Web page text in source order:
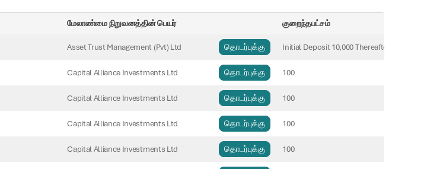
மேலாண்மை நிறுவனத்தின் பெயர் குறைந்தபட்சம்
Asset Trust Management (Pvt) Ltd தொடர்புக்கு Initial Deposit 10,000 Thereafter
Capital Alliance Investments Ltd தொடர்புக்கு 100
Capital Alliance Investments Ltd தொடர்புக்கு 100
Capital Alliance Investments Ltd தொடர்புக்கு 100
Capital Alliance Investments Ltd தொடர்புக்கு 100